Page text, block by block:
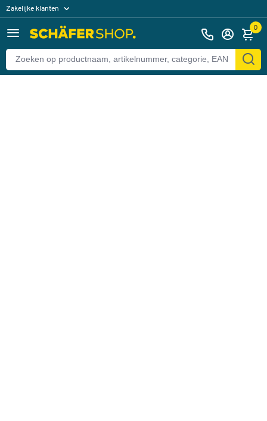
Zakelijke klanten
Particuliere klanten 0
Terug